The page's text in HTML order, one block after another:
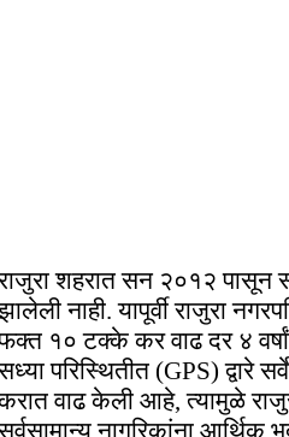
शहरात सन २०१२
नाही. यापूर्वी राजुरा
१० टक्के कर वाढ दर ४
परिस्थितीत (GPS) द्वारे
वाढ केली आहे, त्यामुळे
नागरिकांना आर्थिक